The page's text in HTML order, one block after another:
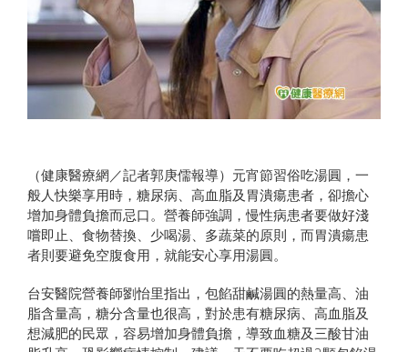
（健康醫療網／記者郭庚儒報導）元宵節習俗吃湯圓，一
般人快樂享用時，糖尿病、高血脂及胃潰瘍患者，卻擔心
增加身體負擔而忌口。營養師強調，慢性病患者要做好淺
嚐即止、食物替換、少喝湯、多蔬菜的原則，而胃潰瘍患
者則要避免空腹食用，就能安心享用湯圓。
台安醫院營養師劉怡里指出，包餡甜鹹湯圓的熱量高、油
脂含量高，糖分含量也很高，對於患有糖尿病、高血脂及
想減肥的民眾，容易增加身體負擔，導致血糖及三酸甘油